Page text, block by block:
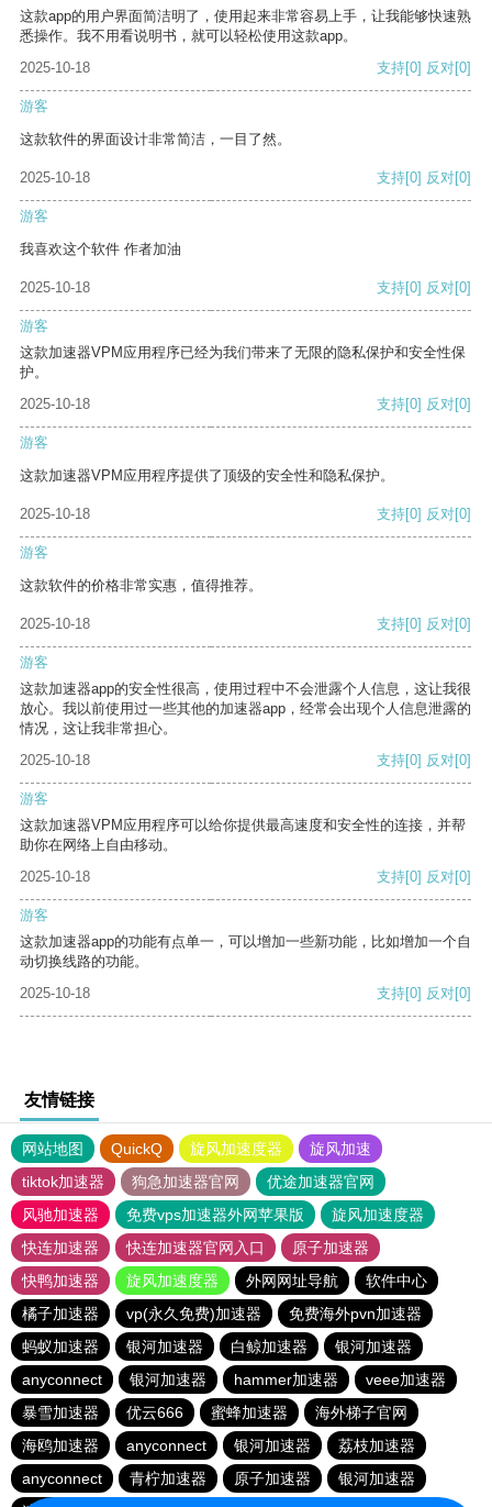
这款app的用户界面简洁明了，使用起来非常容易上手，让我能够快速熟
悉操作。我不用看说明书，就可以轻松使用这款app。
2025-10-18
支持[0] 反对[0]
游客
这款软件的界面设计非常简洁，一目了然。
2025-10-18 支持[0] 反对[0]
游客
我喜欢这个软件 作者加油
2025-10-18 支持[0] 反对[0]
游客
这款加速器VPM应用程序已经为我们带来了无限的隐私保护和安全性保
护。
2025-10-18
支持[0] 反对[0]
游客
这款加速器VPM应用程序提供了顶级的安全性和隐私保护。
2025-10-18 支持[0] 反对[0]
游客
这款软件的价格非常实惠，值得推荐。
2025-10-18 支持[0] 反对[0]
游客
这款加速器app的安全性很高，使用过程中不会泄露个人信息，这让我很
放心。我以前使用过一些其他的加速器app，经常会出现个人信息泄露的
情况，这让我非常担心。
2025-10-18
支持[0] 反对[0]
游客
这款加速器VPM应用程序可以给你提供最高速度和安全性的连接，并帮
助你在网络上自由移动。
2025-10-18
支持[0] 反对[0]
游客
这款加速器app的功能有点单一，可以增加一些新功能，比如增加一个自
动切换线路的功能。
2025-10-18
支持[0] 反对[0]
友情链接
网站地图 QuickQ 旋风加速度器
旋风加速
tiktok加速器
狗急加速器官网
优途加速器官网
风驰加速器
免费vps加速器外网苹果版
旋风加速度器
快连加速器
快连加速器官网入口
原子加速器
快鸭加速器
旋风加速度器 外网网址导航
软件中心
橘子加速器
vp(永久免费)加速器
免费海外pvn加速器
蚂蚁加速器
银河加速器 白鲸加速器
银河加速器
anyconnect
银河加速器 hammer加速器
veee加速器
暴雪加速器
优云666 蜜蜂加速器
海外梯子官网
海鸥加速器
anyconnect 银河加速器
荔枝加速器
anyconnect
青柠加速器 原子加速器
银河加速器